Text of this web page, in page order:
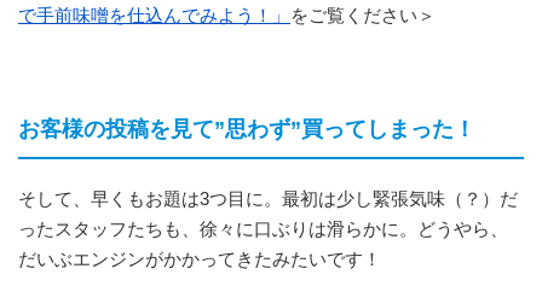
で手前味噌を仕込んでみよう！」
をご覧ください＞
お客様の投稿を見て”思わず”買ってしまった！
そして、早くもお題は3つ目に。最初は少し緊張気味（？）だ
ったスタッフたちも、徐々に口ぶりは滑らかに。どうやら、
だいぶエンジンがかかってきたみたいです！